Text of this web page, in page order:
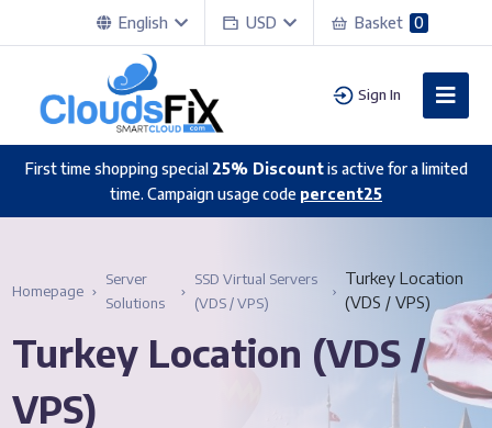
English USD Basket 0
Sign In
First time shopping special 25% Discountis active for a limited
time. Campaign usage code percent25
Homepage
Server
Solutions
SSD Virtual Servers
(VDS / VPS)
Turkey Location
(VDS / VPS)
Turkey Location (VDS /
VPS)